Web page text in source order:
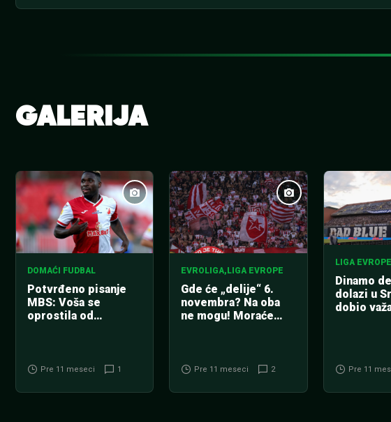
GALERIJA
DOMAĆI FUDBAL
Potvrđeno pisanje
MBS: Voša se
oprostila od
Pre 11 meseci 1
EVROLIGA,LIGA EVROPE
Gde će „delije“ 6.
novembra? Na oba
ne mogu! Moraće
Pre 11 meseci 2
LIGA EVROPE
Dinamo
dolazi u
dobio
Pre 11